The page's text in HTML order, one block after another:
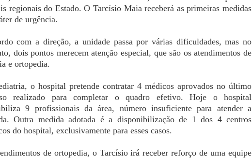
regionais do Estado. O Tarcísio Maia receberá as primeiras medidas
de urgência.
com a direção, a unidade passa por várias dificuldades, mas no
dois pontos merecem atenção especial, que são os atendimentos de
e ortopedia.
o hospital pretende contratar 4 médicos aprovados no último
realizado para completar o quadro efetivo. Hoje o hospital
9 profissionais da área, número insuficiente para atender a
Outra medida adotada é a disponibilização de 1 dos 4 centros
do hospital, exclusivamente para esses casos.
de ortopedia, o Tarcísio irá receber reforço de uma equipe